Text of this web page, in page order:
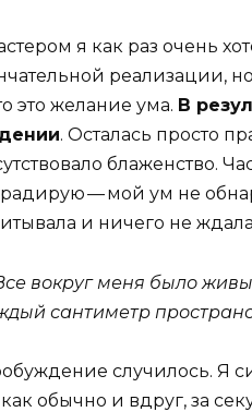
я как раз очень
реализации,
это желание ума. В
. Осталась просто
блаженство.
— мой ум не
и ничего не
вокруг меня было
сантиметр
случилось. Я
обычно и вдруг, за